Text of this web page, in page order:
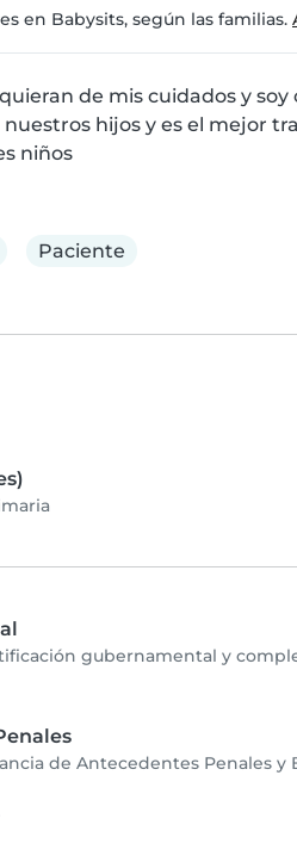
en Babysits, según las familias.
de mis cuidados y
hijos y es el mejor
niños
Paciente
gubernamental y
de Antecedentes Penales y